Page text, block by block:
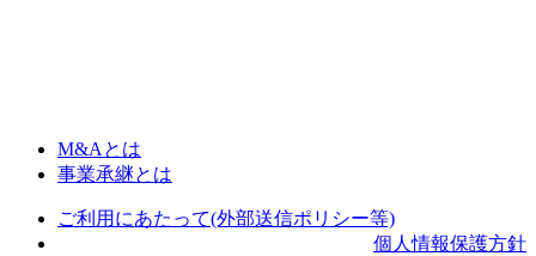
M&Aとは
事業承継とは
ご利用にあたって(外部送信ポリシー等)
個人情報保護方針